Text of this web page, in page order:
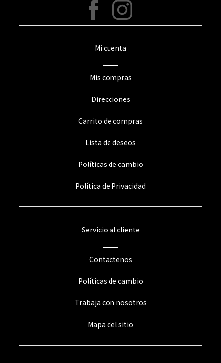
Mi cuenta
Mis compras
Direcciones
Carrito de compras
Lista de deseos
Políticas de cambio
Política de Privacidad
Servicio al cliente
Contactenos
Políticas de cambio
Trabaja con nosotros
Mapa del sitio